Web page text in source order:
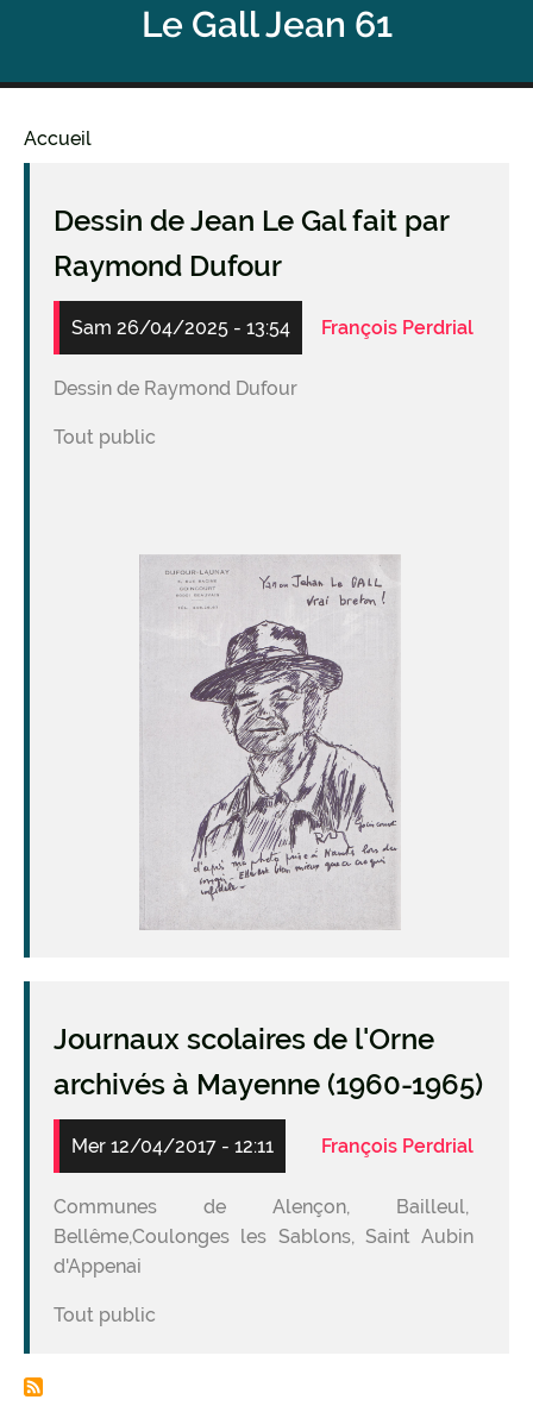
Le Gall Jean 61
Fil
d'Ariane
Accueil
Dessin de Jean Le Gal fait par
Raymond Dufour
Sam 26/04/2025 - 13:54 François Perdrial
Dessin de Raymond Dufour
Tout public
Image
Journaux scolaires de l'Orne
archivés à Mayenne (1960-1965)
Mer 12/04/2017 - 12:11 François Perdrial
Communes de Alençon, Bailleul,
Bellême,Coulonges les Sablons, Saint Aubin
d'Appenai
Tout public